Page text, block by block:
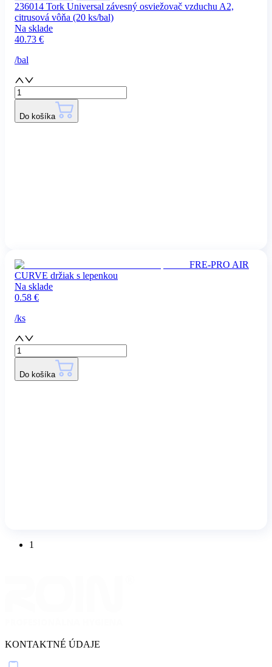
236014 Tork Universal závesný osviežovač vzduchu A2,
citrusová vôňa (20 ks/bal)
Na sklade
40.73 €
/bal
Do košíka
FRE-PRO AIR
CURVE držiak s lepenkou
Na sklade
0.58 €
/ks
Do košíka
1
KONTAKTNÉ ÚDAJE